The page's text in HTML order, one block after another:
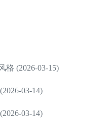
格 (2026-03-15)
03-14)
03-14)